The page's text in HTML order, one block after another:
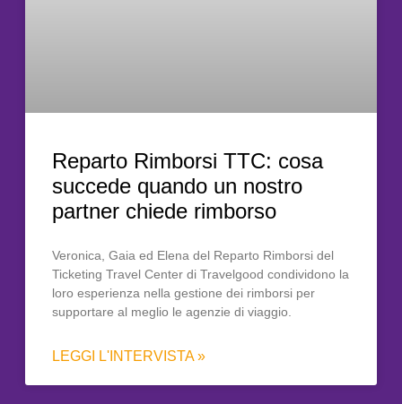
Reparto Rimborsi TTC: cosa
succede quando un nostro
partner chiede rimborso
Veronica, Gaia ed Elena del Reparto Rimborsi del
Ticketing Travel Center di Travelgood condividono la
loro esperienza nella gestione dei rimborsi per
supportare al meglio le agenzie di viaggio.
LEGGI L'INTERVISTA »